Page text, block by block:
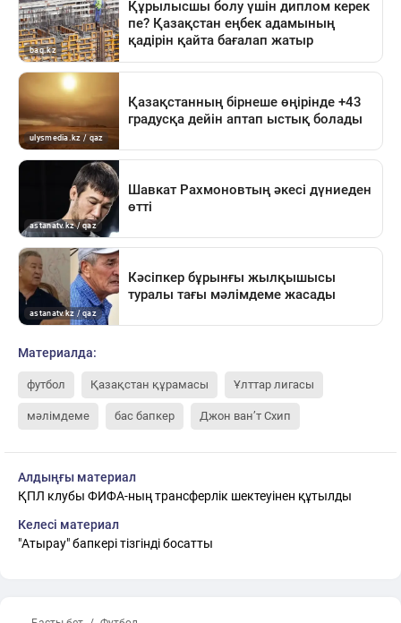
Материалда:
футбол Қазақстан құрамасы Ұлттар лигасы
мәлімдеме бас бапкер Джон ван’т Схип
Алдыңғы материал
ҚПЛ клубы ФИФА-ның трансферлік шектеуінен құтылды
Келесі материал
"Атырау" бапкері тізгінді босатты